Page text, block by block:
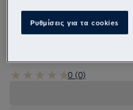
E6DK4105
Σετ φροντίδας
0 (0)
Ρυθμίσεις για τα cookies